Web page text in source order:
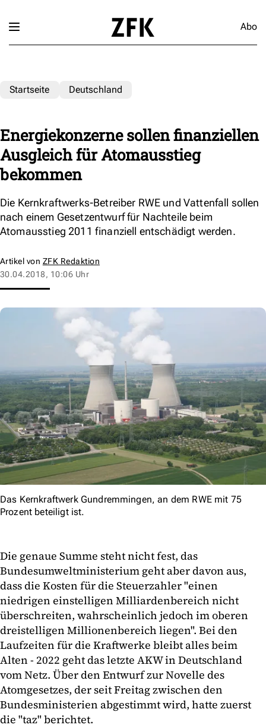
Abo
Startseite Deutschland
Energiekonzerne sollen finanziellen
Ausgleich für Atomausstieg
bekommen
Die Kernkraftwerks-Betreiber RWE und Vattenfall sollen
nach einem Gesetzentwurf für Nachteile beim
Atomausstieg 2011 finanziell entschädigt werden.
Artikel von ZFK Redaktion
30.04.2018, 10:06 Uhr
Das Kernkraftwerk Gundremmingen, an dem RWE mit 75
Prozent beteiligt ist.
Die genaue Summe steht nicht fest, das
Bundesumweltministerium geht aber davon aus,
dass die Kosten für die Steuerzahler "einen
niedrigen einstelligen Milliardenbereich nicht
überschreiten, wahrscheinlich jedoch im oberen
dreistelligen Millionenbereich liegen". Bei den
Laufzeiten für die Kraftwerke bleibt alles beim
Alten - 2022 geht das letzte AKW in Deutschland
vom Netz. Über den Entwurf zur Novelle des
Atomgesetzes, der seit Freitag zwischen den
Bundesministerien abgestimmt wird, hatte zuerst
die "taz" berichtet.